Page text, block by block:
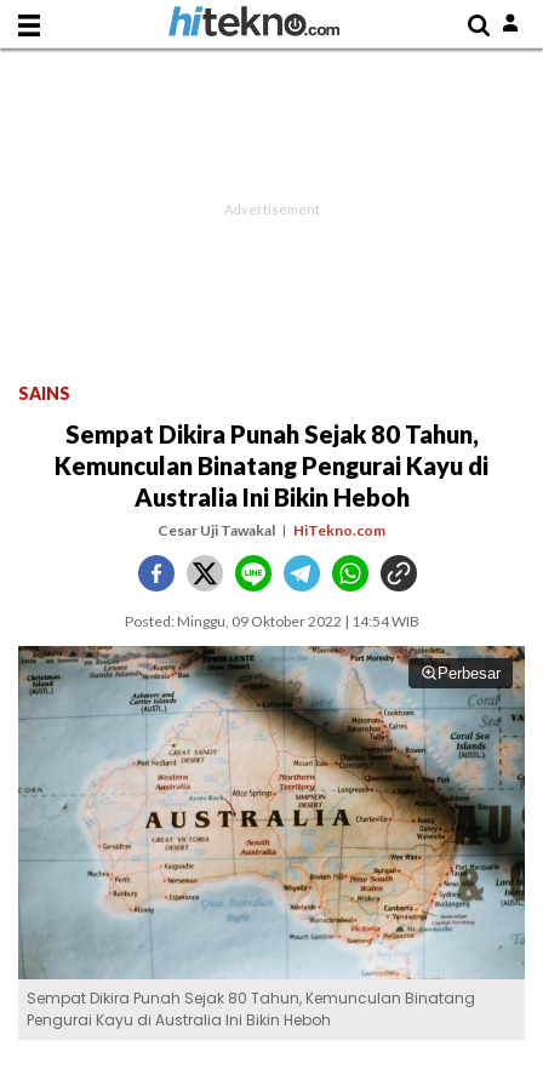
SAINS
Sempat Dikira Punah Sejak 80 Tahun,
Kemunculan Binatang Pengurai Kayu di
Australia Ini Bikin Heboh
Cesar Uji Tawakal HiTekno.com
Posted: Minggu, 09 Oktober 2022 | 14:54 WIB
Perbesar
Sempat Dikira Punah Sejak 80 Tahun, Kemunculan Binatang
Pengurai Kayu di Australia Ini Bikin Heboh